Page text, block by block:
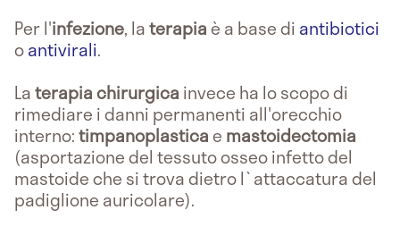
Per l'infezione, laterapiaè a base di antibiotici
oantivirali.
Laterapia chirurgica invece ha lo scopo di
rimediare i danni permanenti all'orecchio
interno:timpanoplasticae mastoidectomia
(asportazione del tessuto osseo infetto del
mastoide che si trova dietro l`attaccatura del
padiglione auricolare).